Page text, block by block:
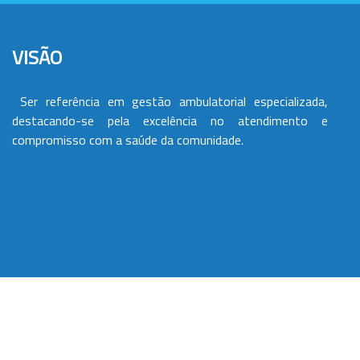
VISÃO
Ser referência em gestão ambulatorial especializada,
destacando-se pela excelência no atendimento e
compromisso com a saúde da comunidade.